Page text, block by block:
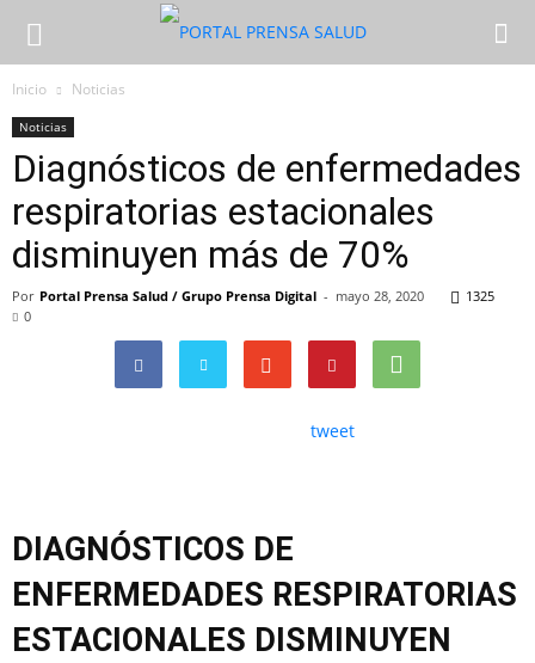
Inicio Noticias
Noticias
Diagnósticos de enfermedades
respiratorias estacionales
disminuyen más de 70%
Por Portal Prensa Salud / Grupo Prensa Digital - mayo 28, 2020
1325
0
tweet
DIAGNÓSTICOS DE
ENFERMEDADES RESPIRATORIAS
ESTACIONALES DISMINUYEN